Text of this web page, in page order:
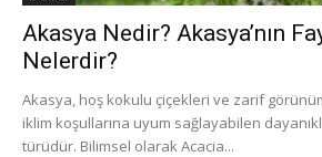
Akasya Nedir? Akasya’nın
Nelerdir?
Akasya, hoş kokulu çiçekleri ve zarif
iklim koşullarına uyum sağlayabilen
türüdür. Bilimsel olarak Acacia...